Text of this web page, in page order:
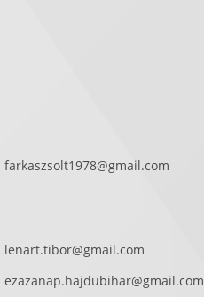
farkaszsolt1978@gmail.com
lenart.tibor@gmail.com
ezazanap.hajdubihar@gmail.com